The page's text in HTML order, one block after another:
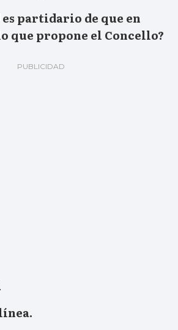
es partidario de que en
que propone el Concello?